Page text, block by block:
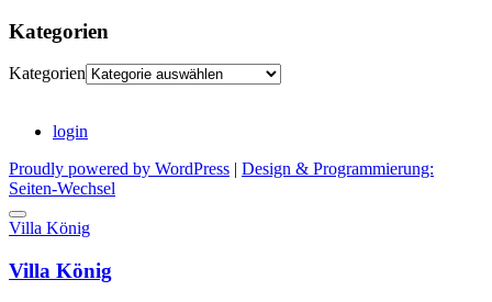
Kategorien
Kategorien
login
Proudly powered by WordPress
Design & Programmierung:
Seiten-Wechsel
Villa König
Villa König